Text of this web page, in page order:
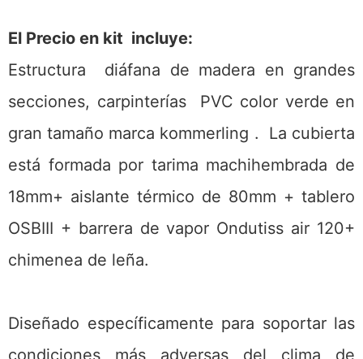
El Precio en kit incluye:
Estructura diáfana de madera en grandes
secciones, carpinterías PVC color verde en
gran tamaño marca kommerling . La cubierta
está formada por tarima machihembrada de
18mm+ aislante térmico de 80mm + tablero
OSBIII + barrera de vapor Ondutiss air 120+
chimenea de leña.
Diseñado específicamente para soportar las
condiciones más adversas del clima de